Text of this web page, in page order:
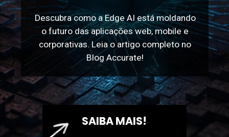
Descubra como a Edge AI está moldando
o futuro das aplicações web, mobile e
corporativas. Leia o artigo completo no
Blog Accurate!
SAIBA MAIS!